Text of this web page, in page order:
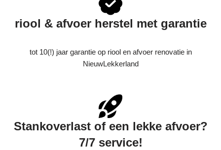
riool & afvoer herstel met garantie
tot 10(!) jaar garantie op riool en afvoer renovatie in
NieuwLekkerland
Stankoverlast of een lekke afvoer?
7/7 service!